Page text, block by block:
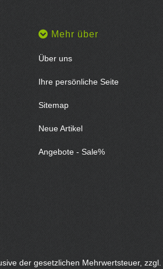
Mehr über
Über uns
Ihre persönliche Seite
Sitemap
Neue Artikel
Angebote - Sale%
der gesetzlichen Mehrwertsteuer, zzgl.